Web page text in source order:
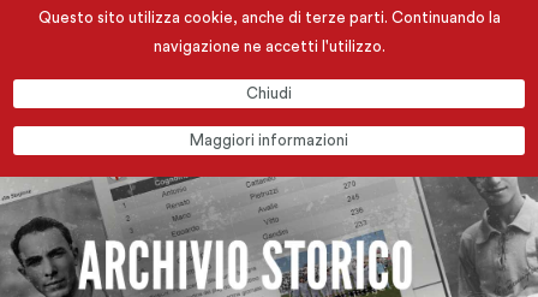
Questo sito utilizza cookie, anche di terze parti. Continuando la
navigazione ne accetti l'utilizzo.
Chiudi
Maggiori informazioni